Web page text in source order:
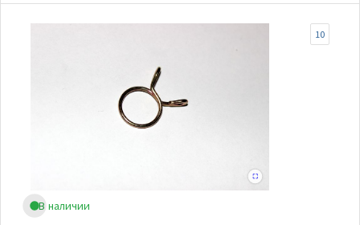
В наличии
10